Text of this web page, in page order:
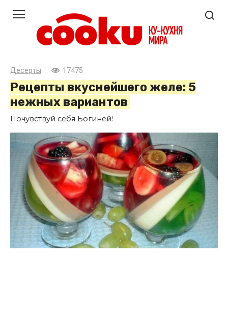
контенту
Десерты 17475
Рецепты вкуснейшего желе: 5
нежных вариантов
Почувствуй себя Богиней!